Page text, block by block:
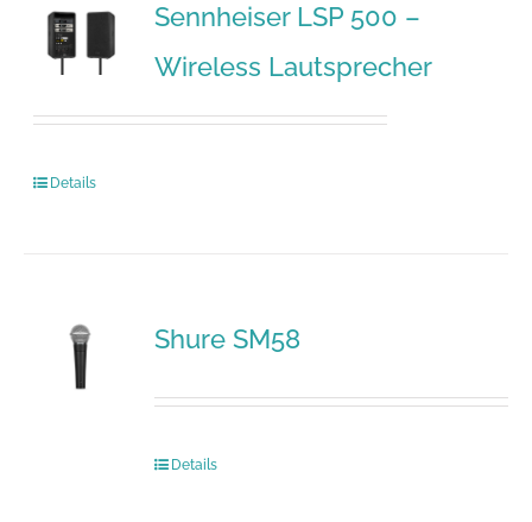
Sennheiser LSP 500 –
Wireless Lautsprecher
Details
Shure SM58
Details